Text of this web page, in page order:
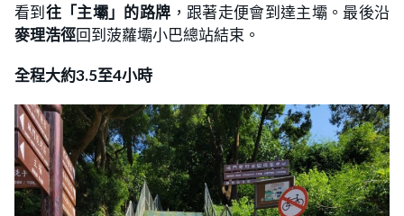
看到往「主壩」的路牌 ，跟著走便會到達主壩。最後沿
麥理浩徑回到菠蘿壩小巴總站結束。
全程大約3.5至4小時